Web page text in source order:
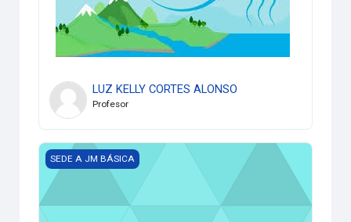
LUZ KELLY CORTES ALONSO
Profesor
TECNOLOGIA E INFORMATICA 601 SA JM
SEDE A JM BÁSICA